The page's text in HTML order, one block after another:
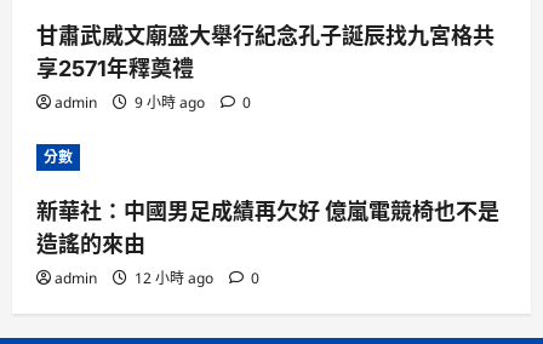
甘肅武威文廟盛大舉行紀念孔子誕辰找九宮格共
享2571年釋奠禮
admin 9 小時 ago 0
分數
新華社：中國男足成績再欠好 億嵐電競椅也不是
造謠的來由
admin 12 小時 ago 0